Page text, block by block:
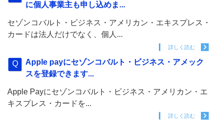
に個人事業主も申し込めま...
セゾンコバルト・ビジネス・アメリカン・エキスプレス・
カードは法人だけでなく、個人...
詳しく読む
Apple payにセゾンコバルト・ビジネス・アメック
スを登録できます...
Apple Payにセゾンコバルト・ビジネス・アメリカン・エ
キスプレス・カードを...
詳しく読む